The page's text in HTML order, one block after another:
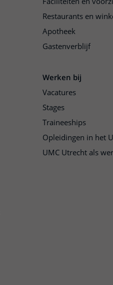
Restaurants en
Apotheek
Gastenverblijf
Werken bij
Vacatures
Stages
Traineeships
Opleidingen in het
UMC Utrecht als